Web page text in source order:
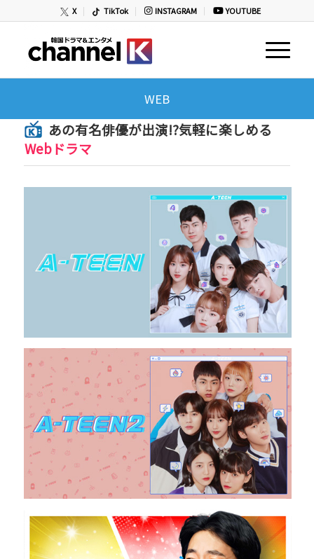
X TikTok INSTAGRAM YOUTUBE
WEB
あの有名俳優が出演!?気軽に楽しめる
Webドラマ